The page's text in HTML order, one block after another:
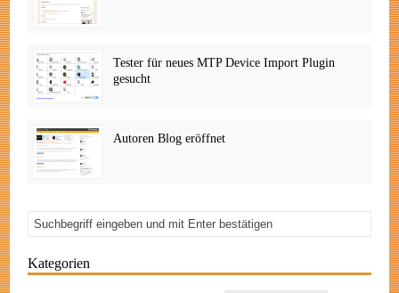
Tester für neues MTP Device Import Plugin
gesucht
Autoren Blog eröffnet
Kategorien